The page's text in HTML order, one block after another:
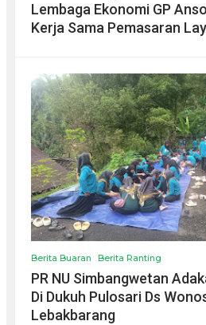
Lembaga Ekonomi GP
Kerja Sama Pemasaran
Berita Buaran Berita Ranting
PR NU Simbangwetan
Di Dukuh Pulosari Ds
Lebakbarang